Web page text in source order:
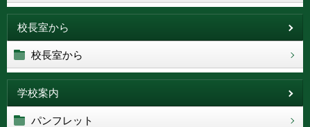
校長室から
校長室から
学校案内
パンフレット